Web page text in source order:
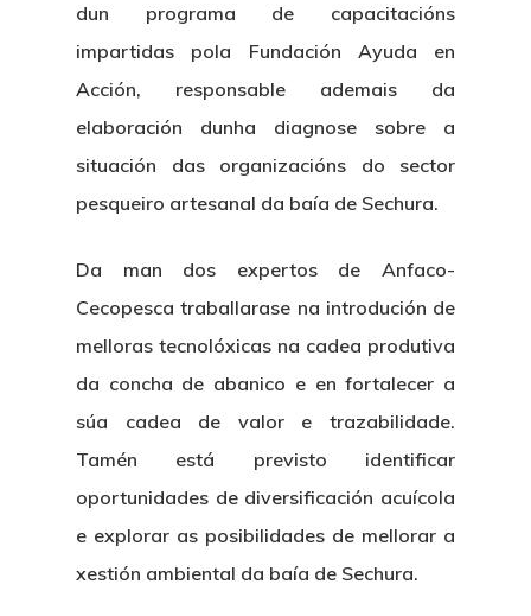
dun programa de capacitacións
impartidas pola Fundación Ayuda en
Acción, responsable ademais da
elaboración dunha diagnose sobre a
situación das organizacións do sector
pesqueiro artesanal da baía de Sechura.
Da man dos expertos de Anfaco-
Cecopesca traballarase na introdución de
melloras tecnolóxicas na cadea produtiva
da concha de abanico e en fortalecer a
súa cadea de valor e trazabilidade.
Tamén está previsto identificar
oportunidades de diversificación acuícola
e explorar as posibilidades de mellorar a
xestión ambiental da baía de Sechura.
Nosotros
Directorio De Personal
Novedades
Actualidad
Proyectos